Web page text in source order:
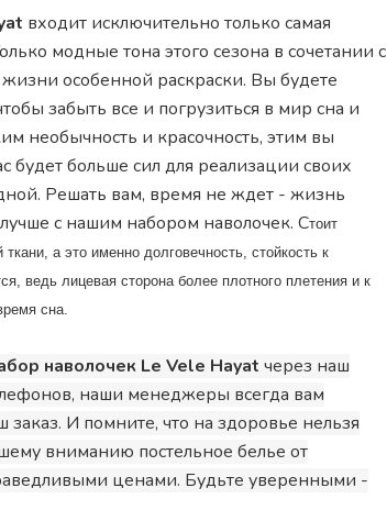
входит исключительно только самая
модные тона этого сезона в сочетании с
особенной раскраски. Вы будете
забыть все и погрузиться в мир сна и
необычность и красочность, этим вы
будет больше сил для реализации своих
Решать вам, время не ждет - жизнь
с нашим набором наволочек. Стоит
а это именно долговечность, стойкость к
ведь лицевая сторона более плотного плетения и к
сна.
наволочек Le Vele Hayat через наш
наши менеджеры всегда вам
И помните, что на здоровье нельзя
вниманию постельное белье от
ценами. Будьте уверенными -